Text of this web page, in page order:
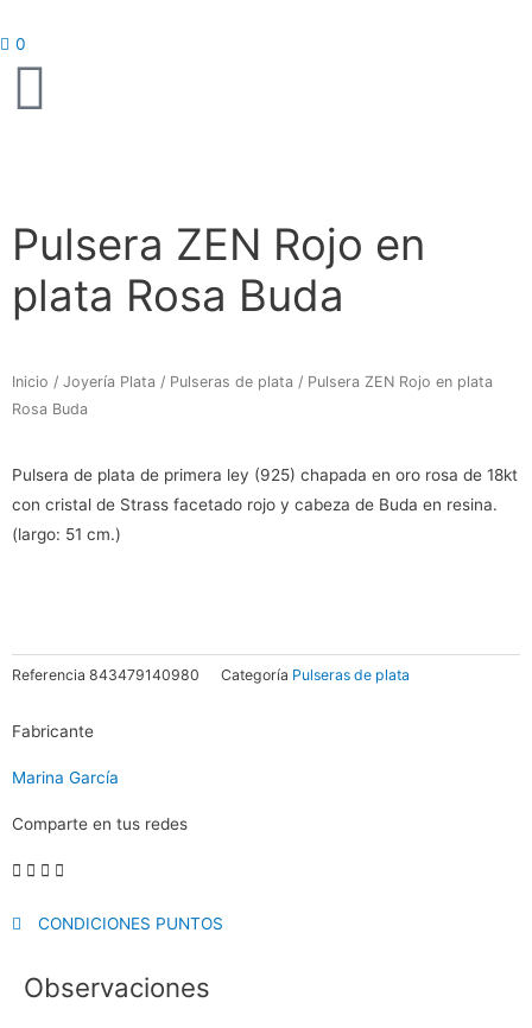
al
contenido
0
Pulsera ZEN Rojo en
plata Rosa Buda
Inicio / Joyería Plata / Pulseras de plata / Pulsera ZEN Rojo en plata
Rosa Buda
Pulsera de plata de primera ley (925) chapada en oro rosa de 18kt
con cristal de Strass facetado rojo y cabeza de Buda en resina.
(largo: 51 cm.)
Referencia 843479140980 Categoría Pulseras de plata
Fabricante
Marina García
Comparte en tus redes
CONDICIONES PUNTOS
Observaciones